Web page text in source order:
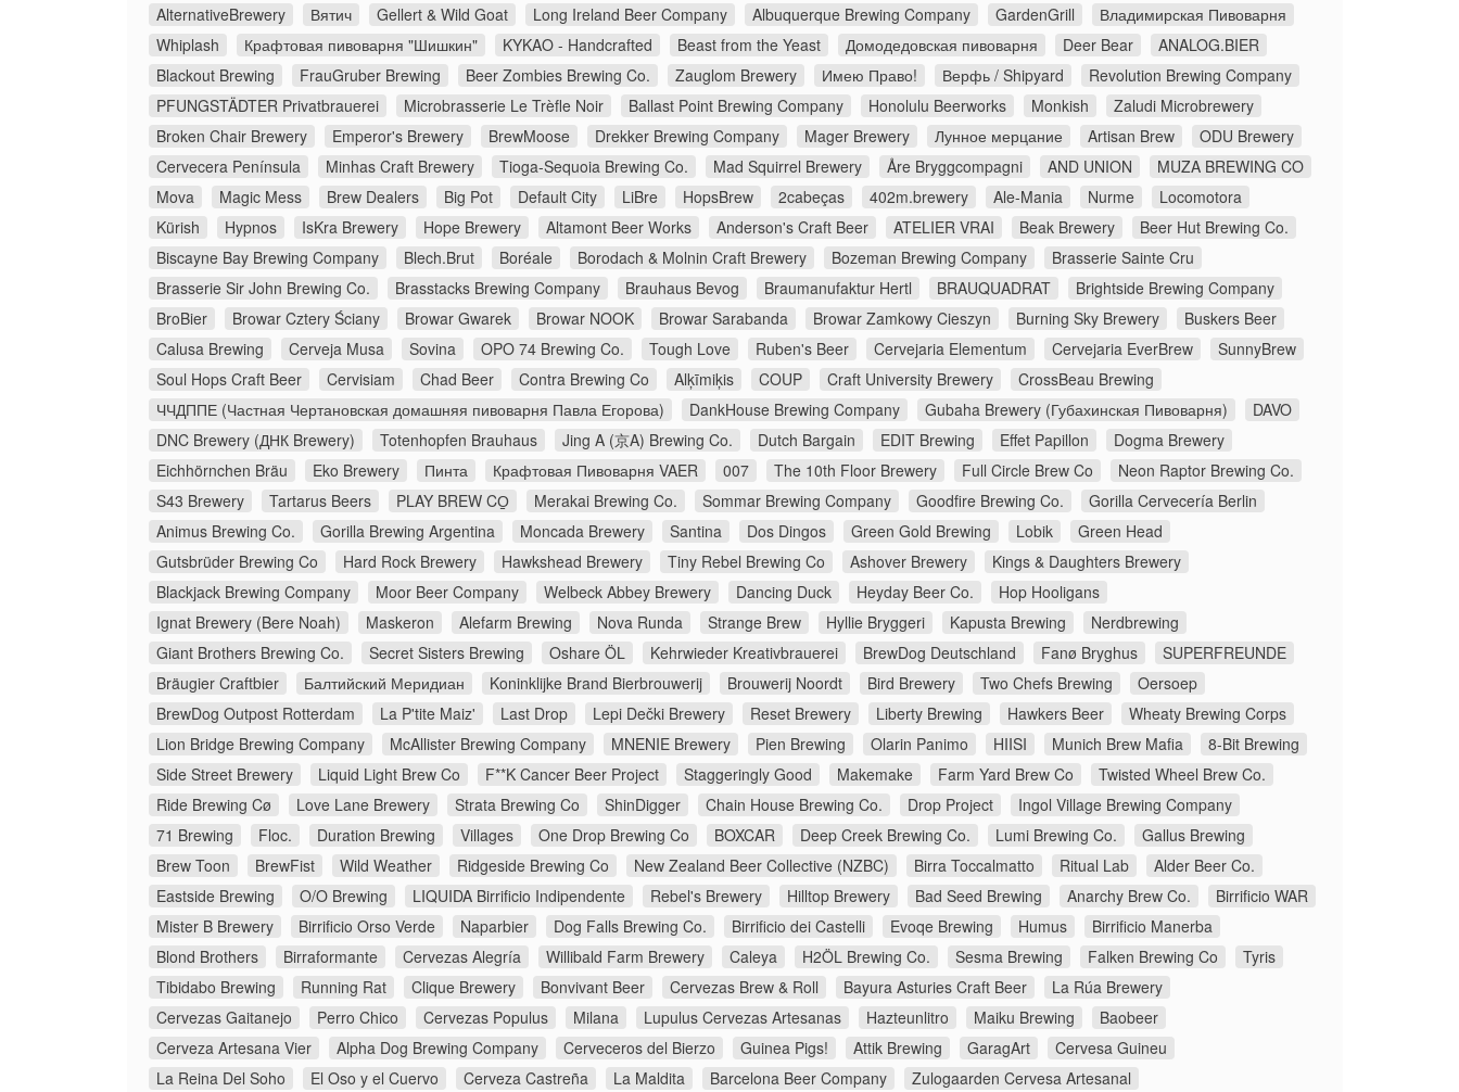
AlternativeBrewery
Вятич Gellert & Wild Goat Long Ireland Beer Company Albuquerque Brewing Company GardenGrill
Владимирская Пивоварня
Whiplash
Крафтовая пивоварня "Шишкин" KYKAO - Handcrafted Beast from the Yeast Домодедовская пивоварня Deer Bear
ANALOG.BIER
Blackout Brewing
FrauGruber Brewing Beer Zombies Brewing Co. Zauglom Brewery Имею Право! Верфь / Shipyard
Revolution Brewing Company
PFUNGSTÄDTER Privatbrauerei
Microbrasserie Le Trèfle Noir Ballast Point Brewing Company Honolulu Beerworks Monkish
Zaludi Microbrewery
Broken Chair Brewery
Emperor's Brewery BrewMoose Drekker Brewing Company Mager Brewery Лунное мерцание Artisan Brew
ODU Brewery
Cervecera Península
Minhas Craft Brewery Tioga-Sequoia Brewing Co. Mad Squirrel Brewery Åre Bryggcompagni AND UNION
MUZA BREWING CO
Mova
Magic Mess Brew Dealers Big Pot Default City LiBre HopsBrew 2cabeças 402m.brewery Ale-Mania Nurme
Locomotora
Kürish
Hypnos IsKra Brewery Hope Brewery Altamont Beer Works Anderson's Craft Beer ATELIER VRAI Beak Brewery
Beer Hut Brewing Co.
Biscayne Bay Brewing Company
Blech.Brut Boréale Borodach & Molnin Craft Brewery Bozeman Brewing Company
Brasserie Sainte Cru
Brasserie Sir John Brewing Co.
Brasstacks Brewing Company Brauhaus Bevog Braumanufaktur Hertl BRAUQUADRAT
Brightside Brewing Company
BroBier
Browar Cztery Ściany Browar Gwarek Browar NOOK Browar Sarabanda Browar Zamkowy Cieszyn Burning Sky Brewery
Buskers Beer
Calusa Brewing
Cerveja Musa Sovina OPO 74 Brewing Co. Tough Love Ruben's Beer Cervejaria Elementum Cervejaria EverBrew
SunnyBrew
Soul Hops Craft Beer
Cervisiam Chad Beer Contra Brewing Co Alķīmiķis COUP Craft University Brewery
CrossBeau Brewing
ЧЧДППЕ (Частная Чертановская домашняя пивоварня Павла Егорова)
DankHouse Brewing Company Gubaha Brewery (Губахинская Пивоварня)
DAVO
DNC Brewery (ДНК Brewery)
Totenhopfen Brauhaus Jing A (京A) Brewing Co. Dutch Bargain EDIT Brewing Effet Papillon
Dogma Brewery
Eichhörnchen Bräu
Eko Brewery Пинта Крафтовая Пивоварня VAER 007 The 10th Floor Brewery Full Circle Brew Co
Neon Raptor Brewing Co.
S43 Brewery
Tartarus Beers PLAY BREW CO̠ Merakai Brewing Co. Sommar Brewing Company Goodfire Brewing Co.
Gorilla Cervecería Berlin
Animus Brewing Co.
Gorilla Brewing Argentina Moncada Brewery Santina Dos Dingos Green Gold Brewing Lobik
Green Head
Gutsbrüder Brewing Co
Hard Rock Brewery Hawkshead Brewery Tiny Rebel Brewing Co Ashover Brewery
Kings & Daughters Brewery
Blackjack Brewing Company
Moor Beer Company Welbeck Abbey Brewery Dancing Duck Heyday Beer Co.
Hop Hooligans
Ignat Brewery (Bere Noah)
Maskeron Alefarm Brewing Nova Runda Strange Brew Hyllie Bryggeri Kapusta Brewing
Nerdbrewing
Giant Brothers Brewing Co.
Secret Sisters Brewing Oshare ÖL Kehrwieder Kreativbrauerei BrewDog Deutschland Fanø Bryghus
SUPERFREUNDE
Bräugier Craftbier
Балтийский Меридиан Koninklijke Brand Bierbrouwerij Brouwerij Noordt Bird Brewery Two Chefs Brewing
Oersoep
BrewDog Outpost Rotterdam
La P'tite Maiz' Last Drop Lepi Dečki Brewery Reset Brewery Liberty Brewing Hawkers Beer
Wheaty Brewing Corps
Lion Bridge Brewing Company
McAllister Brewing Company MNENIE Brewery Pien Brewing Olarin Panimo HIISI Munich Brew Mafia
8-Bit Brewing
Side Street Brewery
Liquid Light Brew Co F**K Cancer Beer Project Staggeringly Good Makemake Farm Yard Brew Co
Twisted Wheel Brew Co.
Ride Brewing Cø
Love Lane Brewery Strata Brewing Co ShinDigger Chain House Brewing Co. Drop Project
Ingol Village Brewing Company
71 Brewing
Floc. Duration Brewing Villages One Drop Brewing Co BOXCAR Deep Creek Brewing Co. Lumi Brewing Co.
Gallus Brewing
Brew Toon
BrewFist Wild Weather Ridgeside Brewing Co New Zealand Beer Collective (NZBC) Birra Toccalmatto Ritual Lab
Alder Beer Co.
Eastside Brewing
O/O Brewing LIQUIDA Birrificio Indipendente Rebel's Brewery Hilltop Brewery Bad Seed Brewing Anarchy Brew Co.
Birrificio WAR
Mister B Brewery
Birrificio Orso Verde Naparbier Dog Falls Brewing Co. Birrificio dei Castelli Evoqe Brewing Humus
Birrificio Manerba
Blond Brothers
Birraformante Cervezas Alegría Willibald Farm Brewery Caleya H2ÖL Brewing Co. Sesma Brewing Falken Brewing Co
Tyris
Tibidabo Brewing
Running Rat Clique Brewery Bonvivant Beer Cervezas Brew & Roll Bayura Asturies Craft Beer
La Rúa Brewery
Cervezas Gaitanejo
Perro Chico Cervezas Populus Milana Lupulus Cervezas Artesanas Hazteunlitro Maiku Brewing
Baobeer
Cerveza Artesana Vier
Alpha Dog Brewing Company Cerveceros del Bierzo Guinea Pigs! Attik Brewing GaragArt
Cervesa Guineu
La Reina Del Soho
El Oso y el Cuervo Cerveza Castreña La Maldita Barcelona Beer Company Zulogaarden Cervesa Artesanal